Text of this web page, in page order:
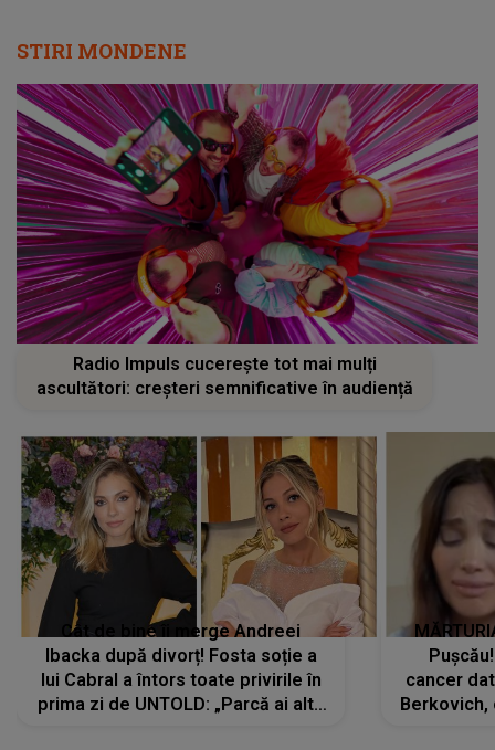
STIRI MONDENE
Radio Impuls cucerește tot mai mulți
ascultători: creșteri semnificative în audiență
Cât de bine îi merge Andreei
Ibacka după divorț! Fosta soție a
lui Cabral a întors toate privirile în
prima zi de UNTOLD: „Parcă ai altă
cancer
Berkovich,